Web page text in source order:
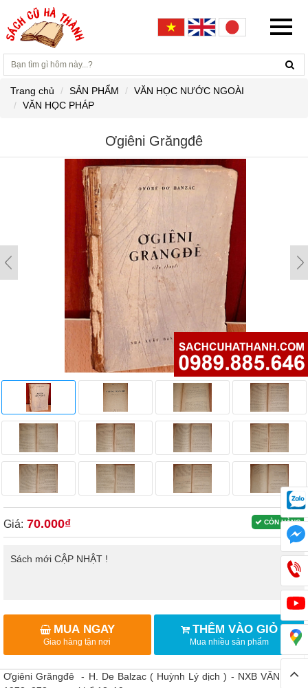
Trang chủ SẢN PHẨM
VĂN HỌC NƯỚC NGOÀI
VĂN HỌC PHÁP
Ơgiêni Grăngđê
CÒN HÀNG
Giá: 70.000₫
Sách mới CẬP NHẬT !
MUA NGAY
Giao hàng tận nơi
THÊM VÀO GIỎ
Mua nhiều sản phẩm
Ơgiêni Grăngđê - H. De Balzac ( Huỳnh Lý dịch ) - NXB VĂN HỌC